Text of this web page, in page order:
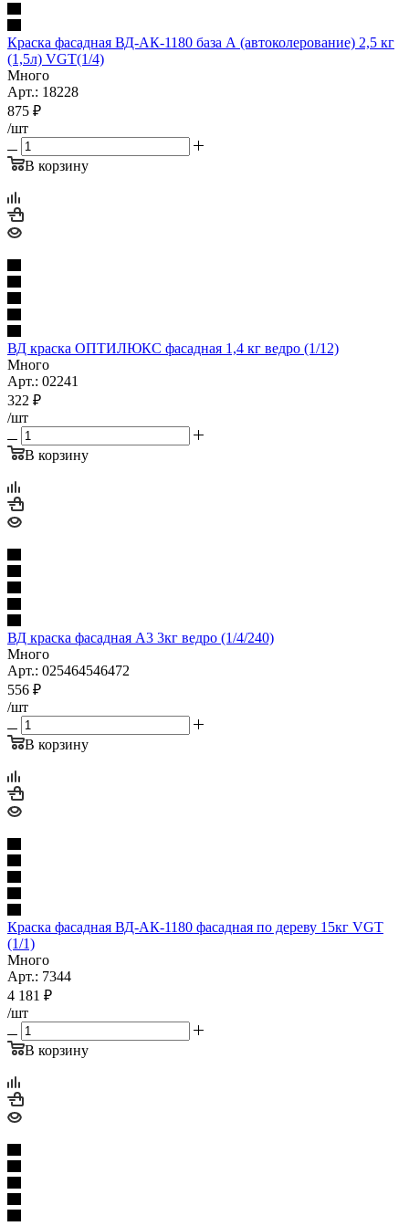
Краска фасадная ВД-АК-1180 база А (автоколерование) 2,5 кг
(1,5л) VGT(1/4)
Много
Арт.: 18228
875 ₽
/шт
В корзину
ВД краска ОПТИЛЮКС фасадная 1,4 кг ведро (1/12)
Много
Арт.: 02241
322 ₽
/шт
В корзину
ВД краска фасадная А3 3кг ведро (1/4/240)
Много
Арт.: 025464546472
556 ₽
/шт
В корзину
Краска фасадная ВД-АК-1180 фасадная по дереву 15кг VGT
(1/1)
Много
Арт.: 7344
4 181 ₽
/шт
В корзину